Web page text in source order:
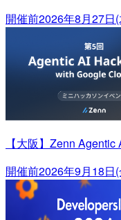
開催前2026年8月27日
【大阪】Zenn
開催前2026年9月18日